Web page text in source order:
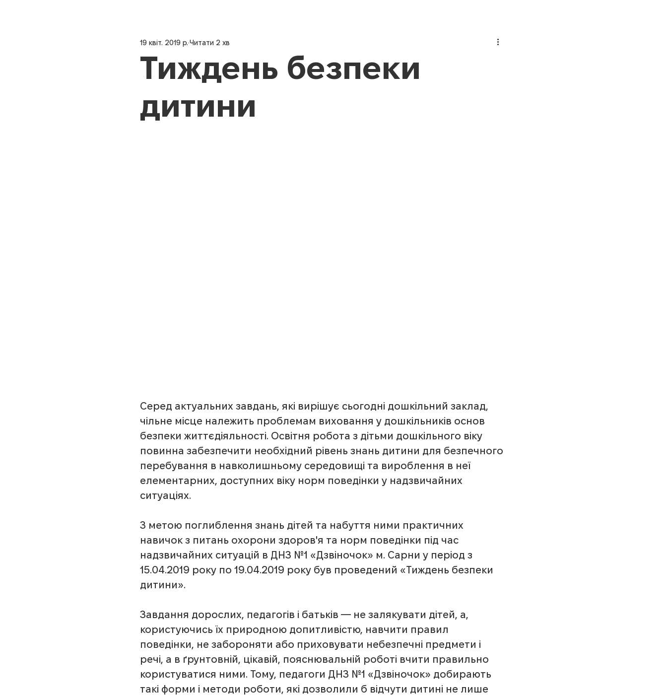
Тиждень безпеки
дитини
19 квіт. 2019 р. Читати 2 хв
Серед актуальних завдань, які вирішує сьогодні дошкільний заклад,
чільне місце належить проблемам виховання у дошкільників основ
безпеки життєдіяльності. Освітня робота з дітьми дошкільного віку
повинна забезпечити необхідний рівень знань дитини для безпечного
перебування в навколишньому середовищі та вироблення в неї
елементарних, доступних віку норм поведінки у надзвичайних
ситуаціях.
З метою поглиблення знань дітей та набуття ними практичних
навичок з питань охорони здоров'я та норм поведінки під час
надзвичайних ситуацій в ДНЗ №1 «Дзвіночок» м. Сарни у період з
15.04.2019 року по 19.04.2019 року був проведений «Тиждень безпеки
дитини».
Завдання дорослих, педагогів і батьків — не залякувати дітей, а,
користуючись їх природною допитливістю, навчити правил
поведінки, не забороняти або приховувати небезпечні предмети і
речі, а в ґрунтовній, цікавій, пояснювальній роботі вчити правильно
користуватися ними. Тому, педагоги ДНЗ №1 «Дзвіночок» добирають
такі форми і методи роботи, які дозволили б відчути дитині не лише